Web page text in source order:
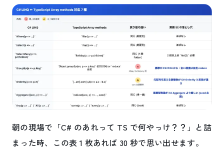
朝の現場で「C# のあれって TS で何やっけ？？」と詰
まった時、この表 1 枚あれば 30 秒で思い出せます。